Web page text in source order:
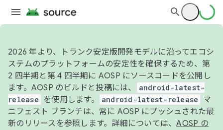
2026 年より、トランク安定版開発モデルに沿ってエコシ
ステムのプラットフォームの安定性を確保するため、第
2 四半期と第 4 四半期に AOSP にソースコードを公開し
ます。AOSP のビルドと投稿には、
android-latest-
release
を使用します。 android-latest-release
マ
ニフェスト ブランチは、常に AOSP にプッシュされた最
新のリリースを参照します。詳細については、AOSP の